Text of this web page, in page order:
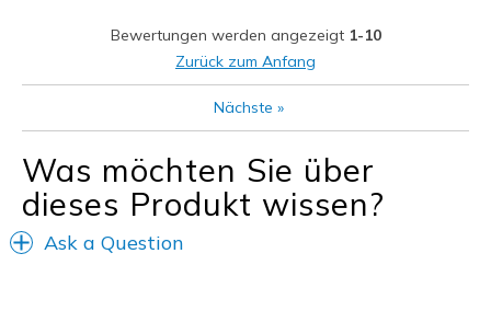
View On Shoes
Shoes are for Wearing
Bewertungen werden angezeigt 1-10
Zurück zum Anfang
Nächste »
Was möchten Sie über
dieses Produkt wissen?
Ask a Question